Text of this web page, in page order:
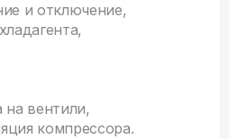
и отключение,
на вентили,
компрессора.